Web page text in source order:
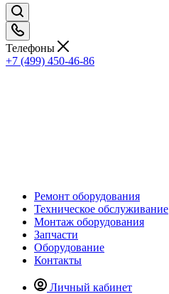
Телефоны
+7 (499) 450-46-86
Ремонт оборудования
Техническое обслуживание
Монтаж оборудования
Запчасти
Оборудование
Контакты
Личный кабинет